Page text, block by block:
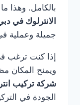
بالكامل. وهذا
الانترلوك في
جميلة وعملية
إذا كنت ترغب
ويمنح المكان
شركة تركيب
الجودة في